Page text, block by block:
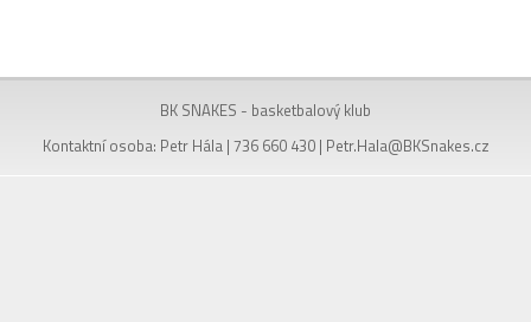
BK SNAKES - basketbalový klub
Kontaktní osoba: Petr Hála | 736 660 430 | Petr.Hala@BKSnakes.cz